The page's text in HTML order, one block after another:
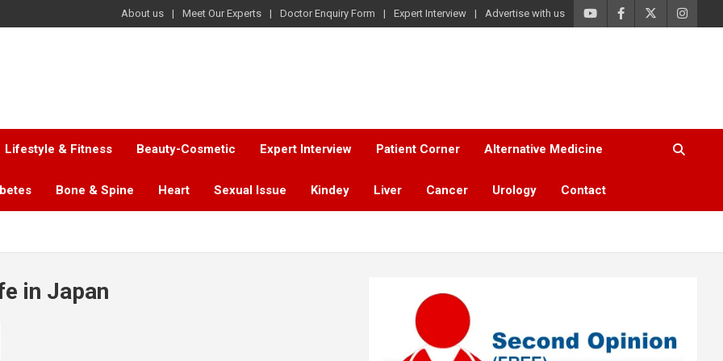
About us Meet Our Experts Doctor Enquiry Form Expert Interview Advertise with us
Lifestyle & Fitness Beauty-Cosmetic Expert Interview Patient Corner Alternative Medicine
Bone & Spine Heart Sexual Issue Kindey Liver Cancer Urology Contact
in Japan